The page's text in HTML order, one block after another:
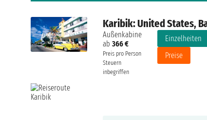
Karibik: United States,
Außenkabine
ab366 €
Preis pro Person
Steuern
inbegriffen
Einzelheiten
Preise